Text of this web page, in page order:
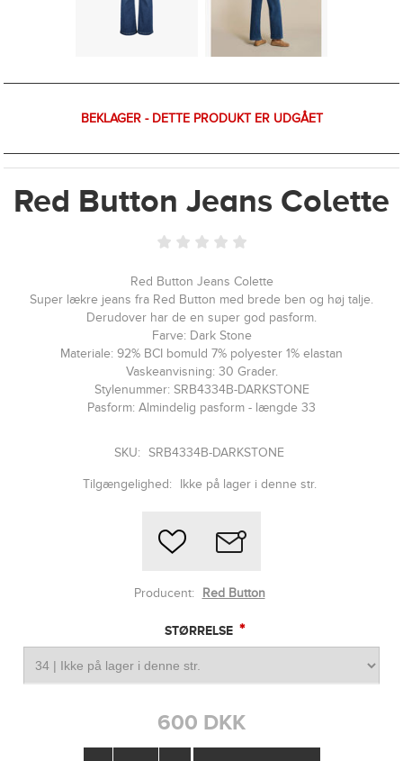
BEKLAGER - DETTE PRODUKT ER UDGÅET
Red Button Jeans Colette
Red Button Jeans Colette
Super lækre jeans fra Red Button med brede ben og høj talje.
Derudover har de en super god pasform.
Farve: Dark Stone
Materiale: 92% BCI bomuld 7% polyester 1% elastan
Vaskeanvisning: 30 Grader.
Stylenummer: SRB4334B-DARKSTONE
Pasform: Almindelig pasform - længde 33
SKU: SRB4334B-DARKSTONE
Tilgængelighed: Ikke på lager i denne str.
Producent: Red Button
STØRRELSE *
600 DKK